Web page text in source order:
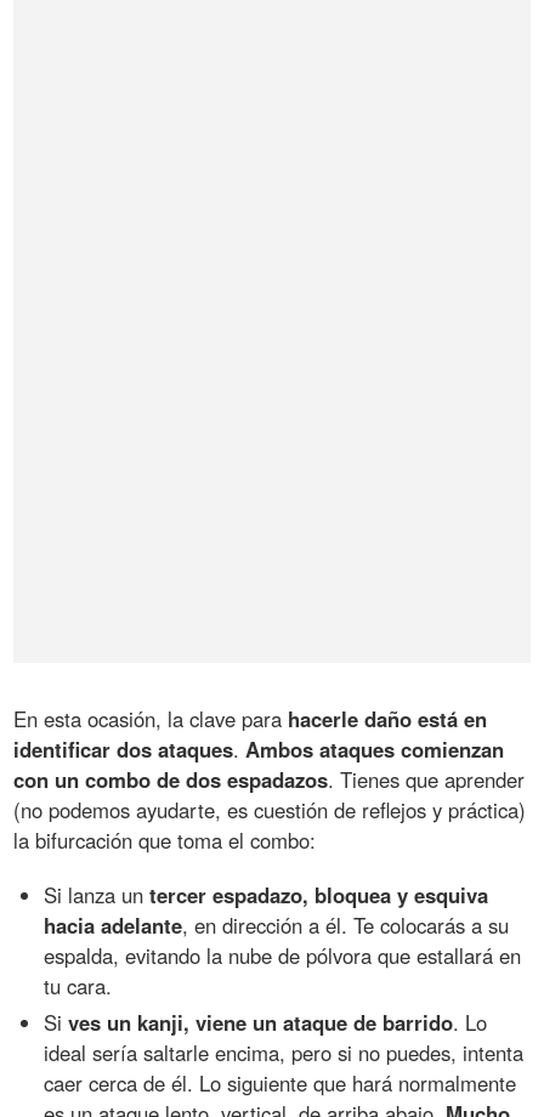
En esta ocasión, la clave para hacerle daño está en
identificar dos ataques. Ambos ataques comienzan
con un combo de dos espadazos. Tienes que aprender
(no podemos ayudarte, es cuestión de reflejos y práctica)
la bifurcación que toma el combo:
Si lanza untercer espadazo, bloquea y esquiva
hacia adelante, en dirección a él. Te colocarás a su
espalda, evitando la nube de pólvora que estallará en
tu cara.
Sives un kanji, viene un ataque de barrido. Lo
ideal sería saltarle encima, pero si no puedes, intenta
caer cerca de él. Lo siguiente que hará normalmente